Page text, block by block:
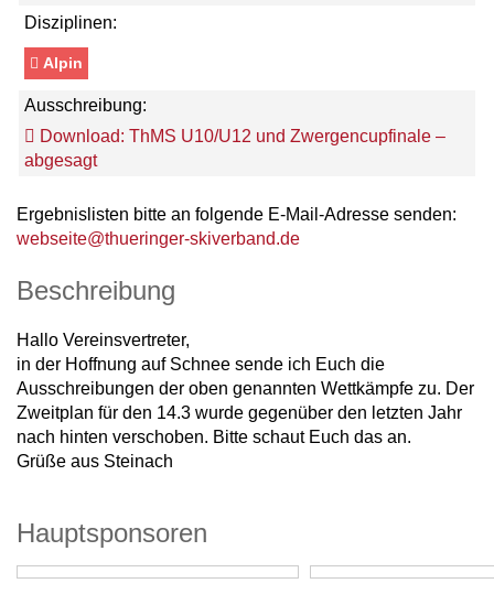
Disziplinen:
Alpin
Ausschreibung:
Download: ThMS U10/U12 und Zwergencupfinale –
abgesagt
Ergebnislisten bitte an folgende E-Mail-Adresse senden:
webseite@thueringer-skiverband.de
Beschreibung
Hallo Vereinsvertreter,
in der Hoffnung auf Schnee sende ich Euch die
Ausschreibungen der oben genannten Wettkämpfe zu. Der
Zweitplan für den 14.3 wurde gegenüber den letzten Jahr
nach hinten verschoben. Bitte schaut Euch das an.
Grüße aus Steinach
Hauptsponsoren